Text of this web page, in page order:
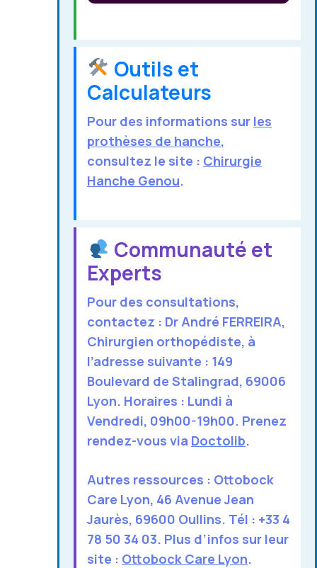
Outils et
Calculateurs
Pour des informations sur les
prothèses de hanche,
consultez le site : Chirurgie
Hanche Genou.
Communauté et
Experts
Pour des consultations,
contactez : Dr André FERREIRA,
Chirurgien orthopédiste, à
l’adresse suivante : 149
Boulevard de Stalingrad, 69006
Lyon. Horaires : Lundi à
Vendredi, 09h00-19h00. Prenez
rendez-vous via Doctolib.
Autres ressources : Ottobock
Care Lyon, 46 Avenue Jean
Jaurès, 69600 Oullins. Tél : +33 4
78 50 34 03. Plus d’infos sur leur
site : Ottobock Care Lyon.